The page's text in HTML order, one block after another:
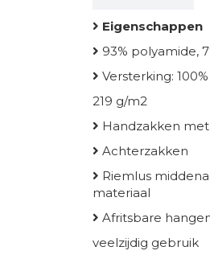
Eigenschappen
93% polyamide,
Versterking:
219 g/m2
Handzakken
Achterzakken
Riemlus
materiaal
Afritsbare
veelzijdig gebruik